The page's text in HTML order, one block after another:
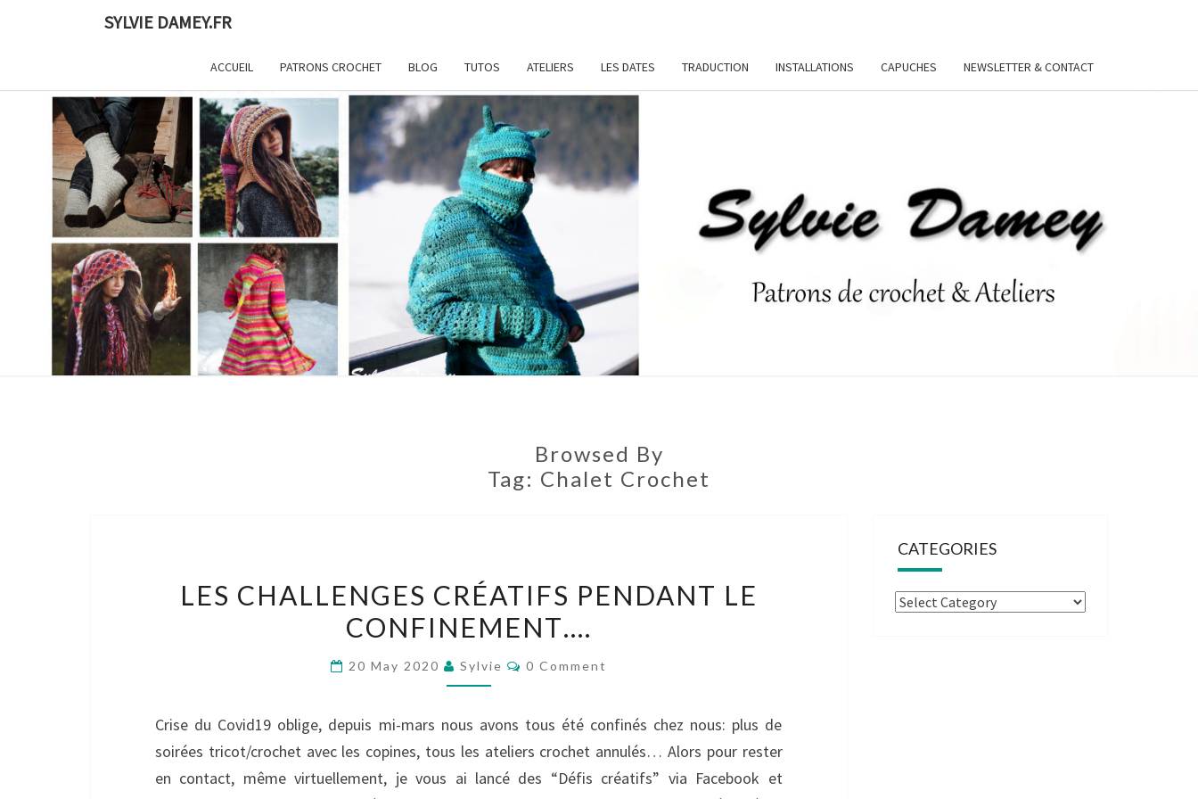
SYLVIE DAMEY.FR
ACCUEIL PATRONS CROCHET BLOG TUTOS ATELIERS LES DATES TRADUCTION INSTALLATIONS CAPUCHES NEWSLETTER & CONTACT
SYLVIE
Crochet
Et
Browsed By
Tag: Chalet Crochet
CHALLENGES
CRÉATIFS
LE
LES CHALLENGES CRÉATIFS PENDANT LE
CONFINEMENT….
20 May 2020 Sylvie Comments
0 Comment
Crise du Covid19 oblige, depuis mi-mars nous avons tous été confinés chez nous: plus de
soirées tricot/crochet avec les copines, tous les ateliers crochet annulés… Alors pour rester
en contact, même virtuellement, je vous ai lancé des “Défis créatifs” via Facebook et
CATEGORIES
Categories